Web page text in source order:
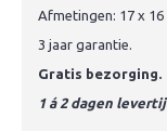
Afmetingen: 17 x 16
3 jaar garantie.
Gratis bezorging.
1 á 2 dagen